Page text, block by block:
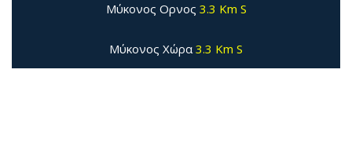
Μύκονος Ορνος 3.3 Km S
Μύκονος Χώρα3.3 Km S